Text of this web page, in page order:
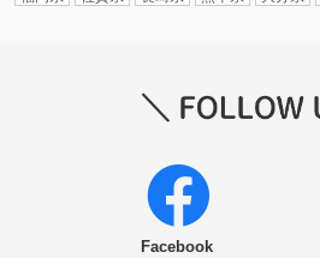
Facebook